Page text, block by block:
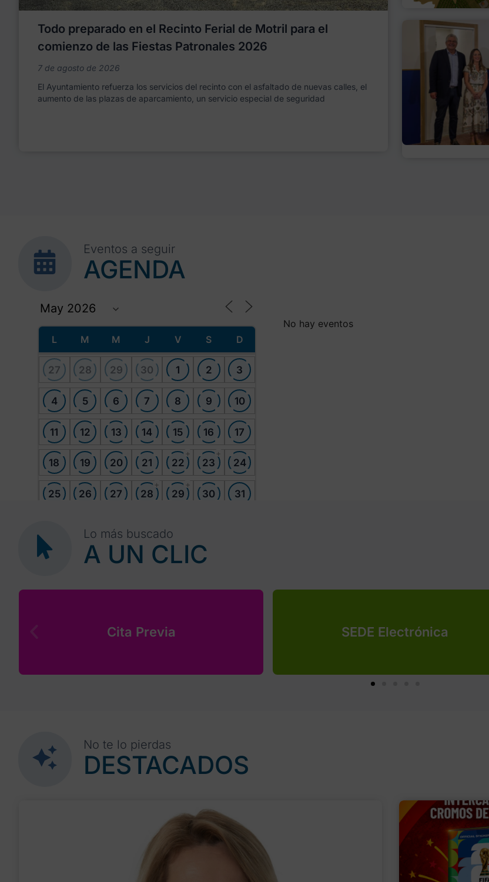
Todo preparado en el Recinto Ferial de Motril para el
comienzo de las Fiestas Patronales 2026
7 de agosto de 2026
El Ayuntamiento refuerza los servicios del recinto con el asfaltado de nuevas calles, el
aumento de las plazas de aparcamiento, un servicio especial de seguridad
Eventos a seguir
AGENDA
L M M J V S D
27 28 29 30 1 2 3
4 5 6 7 8 9 10
11 12 13 14 15 16 17
18 19 20 21 22
+
23
+
24
25 26 27 28
+
29
+
30 31
No hay eventos
Lo más buscado
A UN CLIC
Cita Previa SEDE Electrónica
No te lo pierdas
DESTACADOS